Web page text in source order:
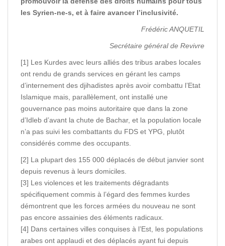
les Syrien-ne-s, et à faire avancer l’inclusivité.
Frédéric ANQUETIL
Secrétaire général de Revivre
[1] Les Kurdes avec leurs alliés des tribus arabes locales
ont rendu de grands services en gérant les camps
d’internement des djihadistes après avoir combattu l’Etat
Islamique mais, parallèlement, ont installé une
gouvernance pas moins autoritaire que dans la zone
d’Idleb d’avant la chute de Bachar, et la population locale
n’a pas suivi les combattants du FDS et YPG, plutôt
considérés comme des occupants.
[2] La plupart des 155 000 déplacés de début janvier sont
depuis revenus à leurs domiciles.
[3] Les violences et les traitements dégradants
spécifiquement commis à l’égard des femmes kurdes
démontrent que les forces armées du nouveau ne sont
pas encore assainies des éléments radicaux.
[4] Dans certaines villes conquises à l’Est, les populations
arabes ont applaudi et des déplacés ayant fui depuis